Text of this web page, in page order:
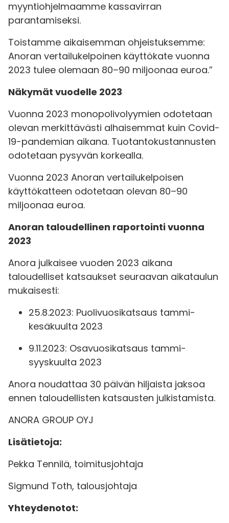
myyntiohjelmaamme kassavirran
parantamiseksi.
Toistamme aikaisemman ohjeistuksemme:
Anoran vertailukelpoinen käyttökate vuonna
2023 tulee olemaan 80–90 miljoonaa euroa.”
Näkymät vuodelle 2023
Vuonna 2023 monopolivolyymien odotetaan
olevan merkittävästi alhaisemmat kuin Covid-
19-pandemian aikana. Tuotantokustannusten
odotetaan pysyvän korkealla.
Vuonna 2023 Anoran vertailukelpoisen
käyttökatteen odotetaan olevan 80–90
miljoonaa euroa.
Anoran taloudellinen raportointi vuonna
2023
Anora julkaisee vuoden 2023 aikana
taloudelliset katsaukset seuraavan aikataulun
mukaisesti:
25.8.2023: Puolivuosikatsaus tammi-
kesäkuulta 2023
9.11.2023: Osavuosikatsaus tammi-
syyskuulta 2023
Anora noudattaa 30 päivän hiljaista jaksoa
ennen taloudellisten katsausten julkistamista.
ANORA GROUP OYJ
Lisätietoja:
Pekka Tennilä, toimitusjohtaja
Sigmund Toth, talousjohtaja
Yhteydenotot: